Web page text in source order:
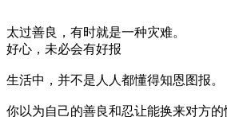
太过善良，有时就是一种灾难。
好心，未必会有好报
生活中，并不是人人都懂得知恩图报。
你以为自己的善良和忍让能换来对方的